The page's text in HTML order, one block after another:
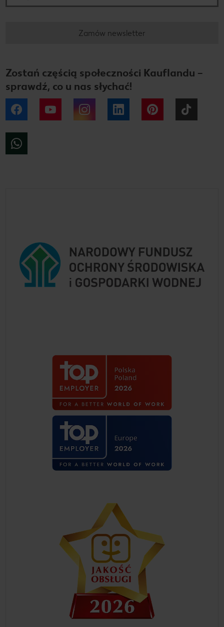
Zamów newsletter
Zostań częścią społeczności Kauflandu –
sprawdź, co u nas słychać!
Facebook YouTube Instagram LinkedIn Pinterest